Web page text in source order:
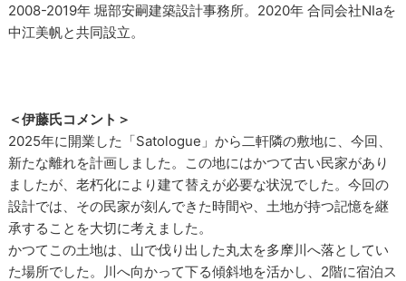
2008-2019年 堀部安嗣建築設計事務所。2020年 合同会社NIaを
中江美帆と共同設立。
＜伊藤氏コメント＞
2025年に開業した「Satologue」から二軒隣の敷地に、今回、
新たな離れを計画しました。この地にはかつて古い民家があり
ましたが、老朽化により建て替えが必要な状況でした。今回の
設計では、その民家が刻んできた時間や、土地が持つ記憶を継
承することを大切に考えました。
かつてこの土地は、山で伐り出した丸太を多摩川へ落としてい
た場所でした。川へ向かって下る傾斜地を活かし、2階に宿泊ス